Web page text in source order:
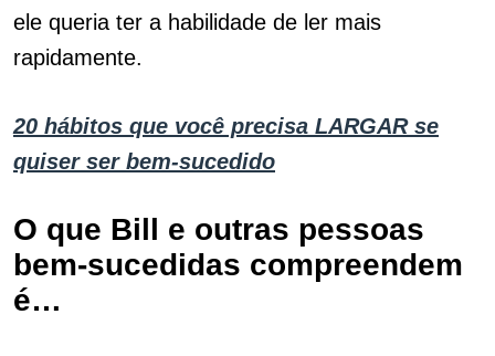
ele queria ter a habilidade de ler mais
rapidamente.
20 hábitos que você precisa LARGAR se
quiser ser bem-sucedido
O que Bill e outras pessoas
bem-sucedidas compreendem
é…